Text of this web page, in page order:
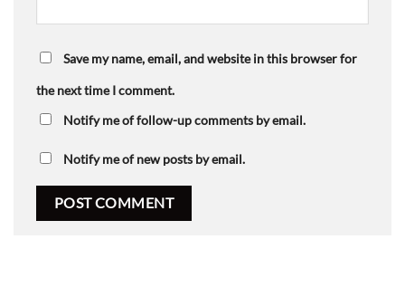
Save my name, email, and website in this browser for
the next time I comment.
Notify me of follow-up comments by email.
Notify me of new posts by email.